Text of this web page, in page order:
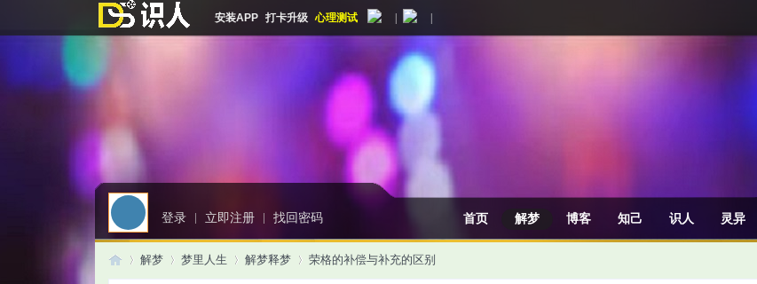
安装APP 打卡升级 心理测试
登录 | 立即注册 | 找回密码 首页 解梦 博客 知己 识人 灵异
解梦 梦里人生 解梦释梦 荣格的补偿与补充的区别